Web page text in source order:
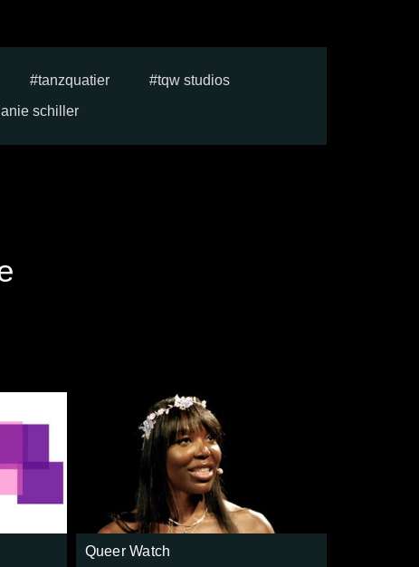
tanzquatier
tqw studios
schiller
Queer Watch